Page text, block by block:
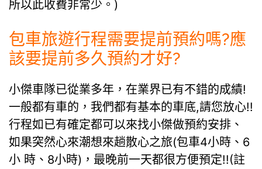
所以此收費非常少。)
包車旅遊行程需要提前預約嗎?應
該要提前多久預約才好?
小傑車隊已從業多年，在業界已有不錯的成績!
一般都有車的，我們都有基本的車底,請您放心!!
行程如已有確定都可以來找小傑做預約安排、
如果突然心來潮想來趟散心之旅(包車4小時、6
小 時、8小時)，最晚前一天都很方便預定!!(註